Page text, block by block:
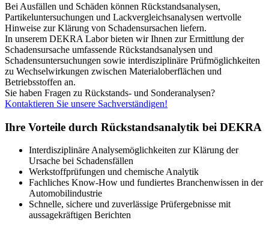
Bei Ausfällen und Schäden können Rückstandsanalysen,
Partikeluntersuchungen und Lackvergleichsanalysen wertvolle
Hinweise zur Klärung von Schadensursachen liefern.
In unserem DEKRA Labor bieten wir Ihnen zur Ermittlung der
Schadensursache umfassende Rückstandsanalysen und
Schadensuntersuchungen sowie interdisziplinäre Prüfmöglichkeiten
zu Wechselwirkungen zwischen Materialoberflächen und
Betriebsstoffen an.
Sie haben Fragen zu Rückstands- und Sonderanalysen?
Kontaktieren Sie unsere Sachverständigen!
Ihre Vorteile durch Rückstandsanalytik bei DEKRA
Interdisziplinäre Analysemöglichkeiten zur Klärung der
Ursache bei Schadensfällen
Werkstoffprüfungen und chemische Analytik
Fachliches Know-How und fundiertes Branchenwissen in der
Automobilindustrie
Schnelle, sichere und zuverlässige Prüfergebnisse mit
aussagekräftigen Berichten